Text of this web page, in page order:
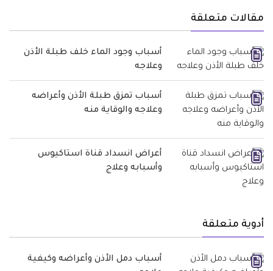
مقالات متعلقة
أسباب وجود الماء خلف طبلة الأذن
وعلاجه
أسباب تمزق طبلة الأذن وأعراضه
وعلاجه والوقاية منه
أعراض انسداد قناة استاكيوس
وأسبابه وعلاج
أدوية متعلقة
أسباب دمل الأذن وأعراضه وكيفية